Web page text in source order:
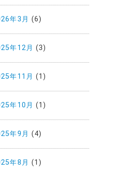
年3月 (6)
年12月 (3)
年11月 (1)
年10月 (1)
年9月 (4)
年8月 (1)